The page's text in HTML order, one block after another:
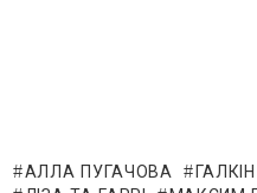
АЛЛА ПУГАЧОВА ГАЛКІН